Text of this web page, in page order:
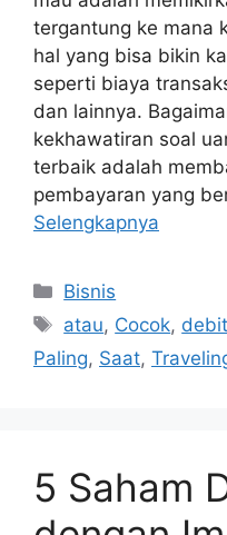
tergantung ke mana
hal yang bisa bikin
seperti biaya
dan lainnya.
kekhawatiran soal
terbaik adalah
pembayaran yang
Selengkapnya
Kategori
Bisnis
Tag
atau, Cocok, debit
Paling, Saat,
5 Saham